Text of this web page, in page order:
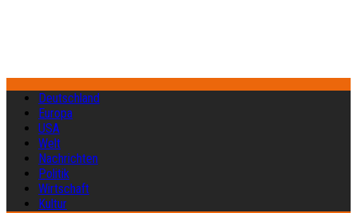
Deutschland
Europa
USA
Welt
Nachrichten
Politik
Wirtschaft
Kultur